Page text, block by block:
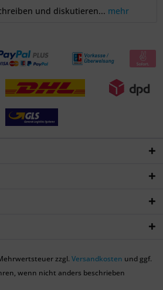
und diskutieren... mehr
zzgl. Versandkosten und ggf.
wenn nicht anders beschrieben